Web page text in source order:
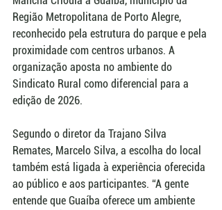
Região Metropolitana de Porto Alegre,
reconhecido pela estrutura do parque e pela
proximidade com centros urbanos. A
organização aposta no ambiente do
Sindicato Rural como diferencial para a
edição de 2026.
Segundo o diretor da Trajano Silva
Remates, Marcelo Silva, a escolha do local
também está ligada à experiência oferecida
ao público e aos participantes. “A gente
entende que Guaíba oferece um ambiente